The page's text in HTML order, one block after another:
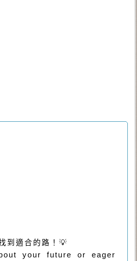
到適合的路！💡
your future or eager